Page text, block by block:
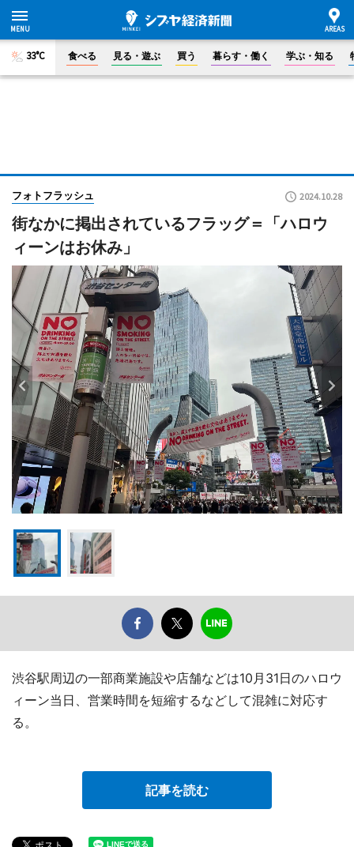
33°C 食べる 見る・遊ぶ 買う 暮らす・働く 学ぶ・知る
フォトフラッシュ 2024.10.28
街なかに掲出されているフラッグ＝「ハロウ
ィーンはお休み」
渋谷駅周辺の一部商業施設や店舗などは10月31日のハロウ
ィーン当日、営業時間を短縮するなどして混雑に対応す
る。
記事を読む